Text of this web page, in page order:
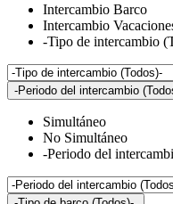
Intercambio Barco
Intercambio
-Tipo de intercambio
-Periodo del intercambio
Simultáneo
No Simultáneo
-Periodo del